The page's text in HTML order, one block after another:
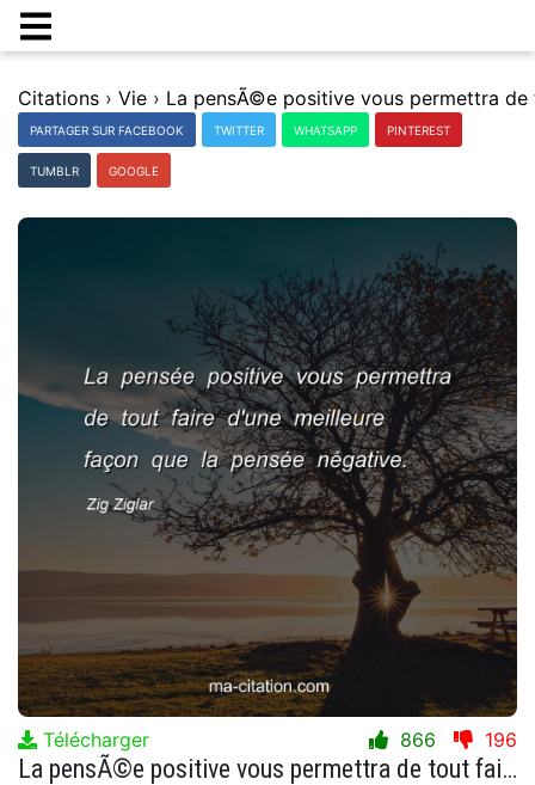
Citations › Vie ›
PARTAGER SUR FACEBOOK TWITTER WHATSAPP PINTEREST
TUMBLR GOOGLE
Télécharger 866 196
La pensÃ©e positive vous permettra de tout faire d'une meilleure faÃ§on que la pensÃ©e nÃ©gative.